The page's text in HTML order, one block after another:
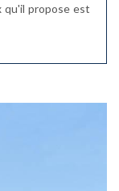
qu'il propose est